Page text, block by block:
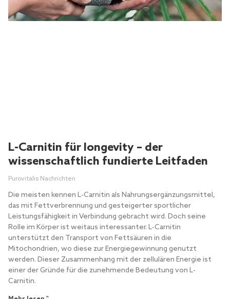
L-Carnitin für longevity – der
wissenschaftlich fundierte Leitfaden
Purovitalis Nachrichten
Die meisten kennen L-Carnitin als Nahrungsergänzungsmittel,
das mit Fettverbrennung und gesteigerter sportlicher
Leistungsfähigkeit in Verbindung gebracht wird. Doch seine
Rolle im Körper ist weitaus interessanter. L-Carnitin
unterstützt den Transport von Fettsäuren in die
Mitochondrien, wo diese zur Energiegewinnung genutzt
werden. Dieser Zusammenhang mit der zellulären Energie ist
einer der Gründe für die zunehmende Bedeutung von L-
Carnitin.